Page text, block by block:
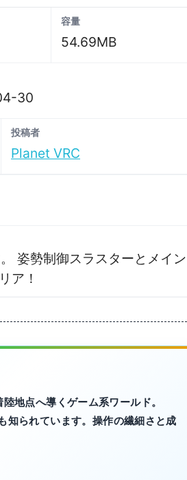
容量
54.69MB
30
投稿者
Planet VRC
姿勢制御スラスターとメイン
ア！
地点へ導くゲーム系ワールド。
られています。操作の繊細さと成